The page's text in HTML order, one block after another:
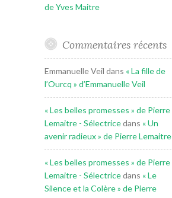
de Yves Maitre
Commentaires récents
Emmanuelle Veil dans « La fille de
l’Ourcq » d’Emmanuelle Veil
« Les belles promesses » de Pierre
Lemaitre - Sélectricedans « Un
avenir radieux » de Pierre Lemaitre
« Les belles promesses » de Pierre
Lemaitre - Sélectricedans « Le
Silence et la Colère » de Pierre